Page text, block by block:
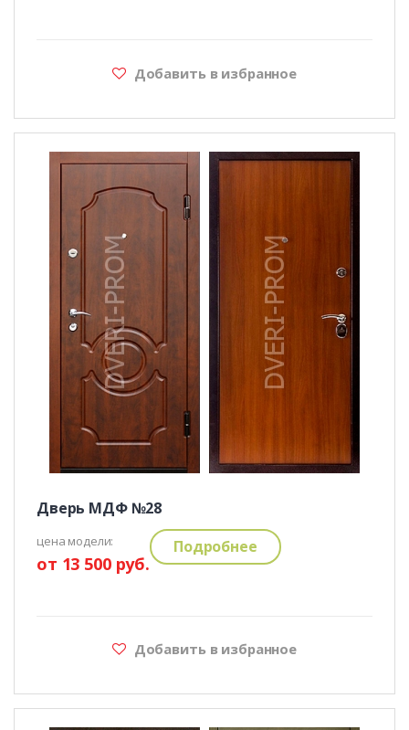
Добавить в избранное
Дверь МДФ №28
цена модели:
от 13 500 руб.
Подробнее
Добавить в избранное